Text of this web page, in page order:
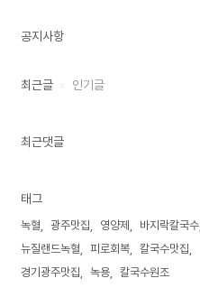
공지사항
최근글 인기글
최근댓글
태그
녹혈 광주맛집 영양제
바지락칼국수
뉴질랜드녹혈
피로회복
칼국수맛집
경기광주맛집
녹용 칼국수원조